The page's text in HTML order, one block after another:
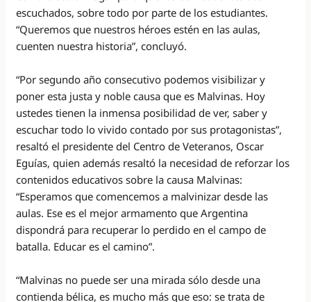
escuchados, sobre todo por parte de los estudiantes.
“Queremos que nuestros héroes estén en las aulas,
cuenten nuestra historia”, concluyó.
“Por segundo año consecutivo podemos visibilizar y
poner esta justa y noble causa que es Malvinas. Hoy
ustedes tienen la inmensa posibilidad de ver, saber y
escuchar todo lo vivido contado por sus protagonistas”,
resaltó el presidente del Centro de Veteranos, Oscar
Eguías, quien además resaltó la necesidad de reforzar los
contenidos educativos sobre la causa Malvinas:
“Esperamos que comencemos a malvinizar desde las
aulas. Ese es el mejor armamento que Argentina
dispondrá para recuperar lo perdido en el campo de
batalla. Educar es el camino”.
“Malvinas no puede ser una mirada sólo desde una
contienda bélica, es mucho más que eso: se trata de